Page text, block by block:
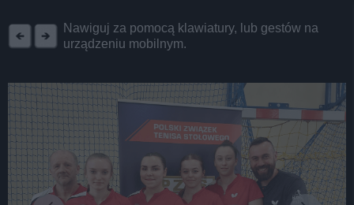
Nawiguj za pomocą klawiatury, lub gestów na
urządzeniu mobilnym.